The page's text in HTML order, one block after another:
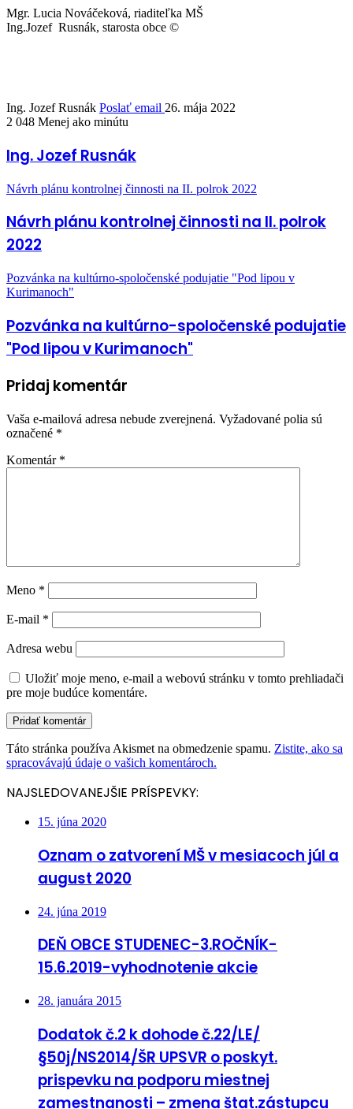
Mgr. Lucia Nováčeková, riaditeľka MŠ
Ing.Jozef Rusnák, starosta obce ©
Ing. Jozef Rusnák Poslať email 26. mája 2022
2 048 Menej ako minútu
Ing. Jozef Rusnák
Návrh plánu kontrolnej činnosti na II. polrok 2022
Návrh plánu kontrolnej činnosti na II. polrok
2022
Pozvánka na kultúrno-spoločenské podujatie "Pod lipou v
Kurimanoch"
Pozvánka na kultúrno-spoločenské podujatie
"Pod lipou v Kurimanoch"
Pridaj komentár
Vaša e-mailová adresa nebude zverejnená. Vyžadované polia sú
označené *
Komentár *
Meno *
E-mail *
Adresa webu
Uložiť moje meno, e-mail a webovú stránku v tomto prehliadači
pre moje budúce komentáre.
Táto stránka používa Akismet na obmedzenie spamu. Zistite, ako sa
spracovávajú údaje o vašich komentároch.
NAJSLEDOVANEJŠIE PRÍSPEVKY:
15. júna 2020
Oznam o zatvorení MŠ v mesiacoch júl a
august 2020
24. júna 2019
DEŇ OBCE STUDENEC-3.ROČNÍK-
15.6.2019-vyhodnotenie akcie
28. januára 2015
Dodatok č.2 k dohode č.22/LE/
§50j/NS2014/ŠR UPSVR o poskyt.
prispevku na podporu miestnej
zamestnanosti – zmena štat.zástupcu